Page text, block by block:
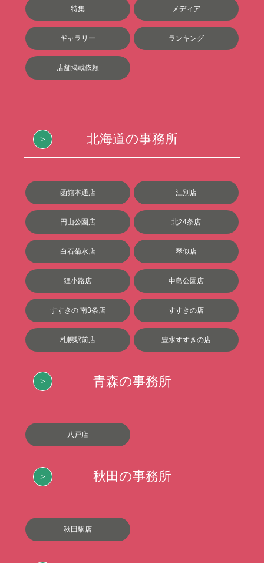
特集 メディア
ギャラリー ランキング
店舗掲載依頼
北海道の事務所
函館本通店 江別店
円山公園店 北24条店
白石菊水店 琴似店
狸小路店 中島公園店
すすきの 南3条店 すすきの店
札幌駅前店 豊水すすきの店
青森の事務所
八戸店
秋田の事務所
秋田駅店